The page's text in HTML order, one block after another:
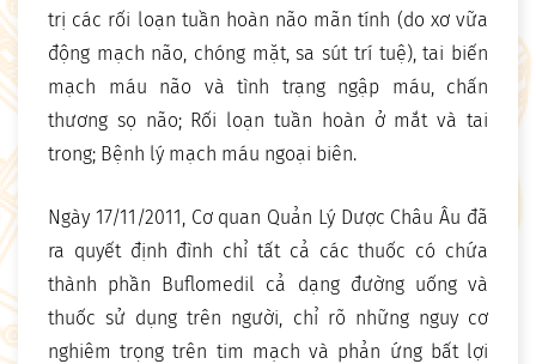
trị các rối loạn tuần hoàn não mãn tính (do xơ vữa
động mạch não, chóng mặt, sa sút trí tuệ), tai biến
mạch máu não và tình trạng ngập máu, chấn
thương sọ não; Rối loạn tuần hoàn ở mắt và tai
trong; Bệnh lý mạch máu ngoại biên.
Ngày 17/11/2011, Cơ quan Quản Lý Dược Châu Âu đã
ra quyết định đình chỉ tất cả các thuốc có chứa
thành phần Buflomedil cả dạng đường uống và
thuốc sử dụng trên người, chỉ rõ những nguy cơ
nghiêm trọng trên tim mạch và phản ứng bất lợi